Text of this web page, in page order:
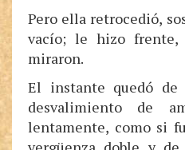
Pero ella retrocedió,
vacío; le hizo frente,
miraron.
El instante quedó
desvalimiento de
lentamente, como si